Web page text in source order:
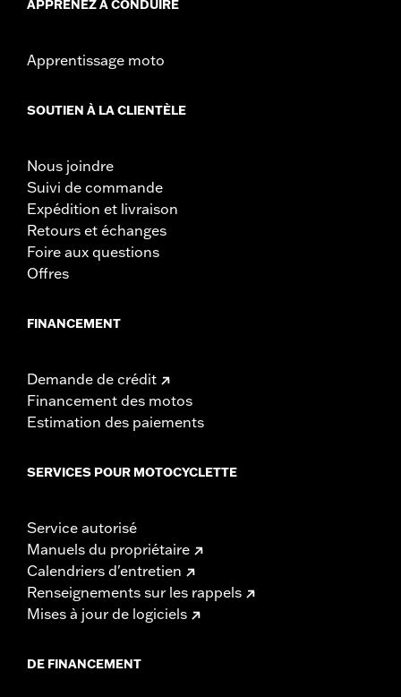
APPRENEZ À CONDUIRE
Apprentissage moto
SOUTIEN À LA CLIENTÈLE
Nous joindre
Suivi de commande
Expédition et livraison
Retours et échanges
Foire aux questions
Offres
FINANCEMENT
Demande de crédit
Financement des motos
Estimation des paiements
SERVICES POUR MOTOCYCLETTE
Service autorisé
Manuels du propriétaire
Calendriers d'entretien
Renseignements sur les rappels
Mises à jour de logiciels
DE FINANCEMENT